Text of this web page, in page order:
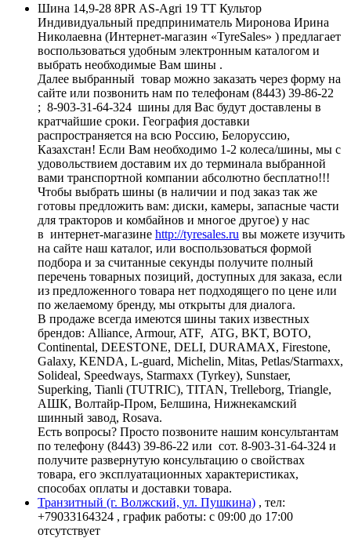
Шина 14,9-28 8PR AS-Agri 19 TT Культор
Индивидуальный предприниматель Миронова Ирина
Николаевна (Интернет-магазин «TyreSales» ) предлагает
воспользоваться удобным электронным каталогом и
выбрать необходимые Вам шины .
Далее выбранный товар можно заказать через форму на
сайте или позвонить нам по телефонам (8443) 39-86-22
; 8-903-31-64-324 шины для Вас будут доставлены в
кратчайшие сроки. География доставки
распространяется на всю Россию, Белоруссию,
Казахстан! Если Вам необходимо 1-2 колеса/шины, мы с
удовольствием доставим их до терминала выбранной
вами транспортной компании абсолютно бесплатно!!!
Чтобы выбрать шины (в наличии и под заказ так же
готовы предложить вам: диски, камеры, запасные части
для тракторов и комбайнов и многое другое) у нас
в интернет-магазине http://tyresales.ru вы можете изучить
на сайте наш каталог, или воспользоваться формой
подбора и за считанные секунды получите полный
перечень товарных позиций, доступных для заказа, если
из предложенного товара нет подходящего по цене или
по желаемому бренду, мы открыты для диалога.
В продаже всегда имеются шины таких известных
брендов: Alliance, Armour, ATF, ATG, BKT, BOTO,
Continental, DEESTONE, DELI, DURAMAX, Firestone,
Galaxy, KENDA, L-guard, Michelin, Mitas, Petlas/Starmaxx,
Solideal, Speedways, Starmaxx (Tyrkey), Sunstaer,
Superking, Tianli (TUTRIC), TITAN, Trelleborg, Triangle,
АШК, Волтайр-Пром, Белшина, Нижнекамский
шинный завод, Rosava.
Есть вопросы? Просто позвоните нашим консультантам
по телефону (8443) 39-86-22 или сот. 8-903-31-64-324 и
получите развернутую консультацию о свойствах
товара, его эксплуатационных характеристиках,
способах оплаты и доставки товара.
Транзитный (г. Волжский, ул. Пушкина) , тел:
+79033164324 , график работы: с 09:00 до 17:00
отсутствует